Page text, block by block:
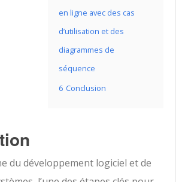
en ligne avec des cas
d’utilisation et des
diagrammes de
séquence
6 Conclusion
du développement logiciel et de